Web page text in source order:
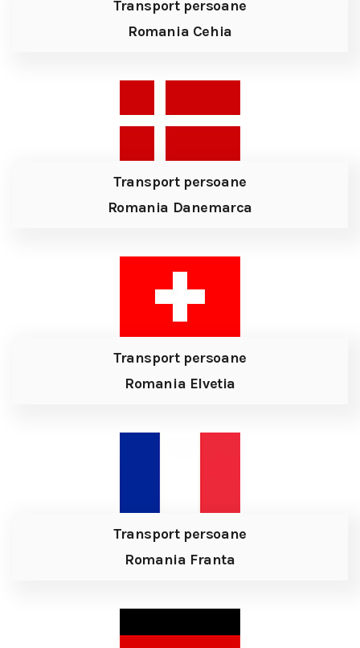
Transport persoane
Romania Cehia
Transport persoane
Romania Danemarca
Transport persoane
Romania Elvetia
Transport persoane
Romania Franta